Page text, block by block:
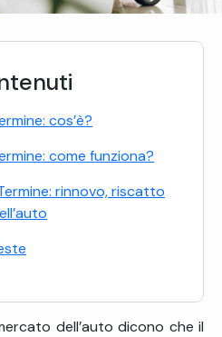
cos’è?
come funziona?
rinnovo, riscatto
dell’auto dicono che il